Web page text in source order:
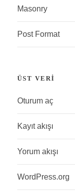
Masonry
Post Format
ÜST VERI
Oturum aç
Kayıt akışı
Yorum akışı
WordPress.org